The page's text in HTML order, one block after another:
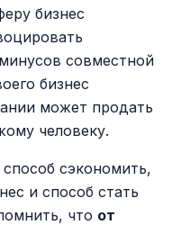
бизнес
совместной
бизнес
может продать
человеку.
сэкономить,
и способ стать
что от